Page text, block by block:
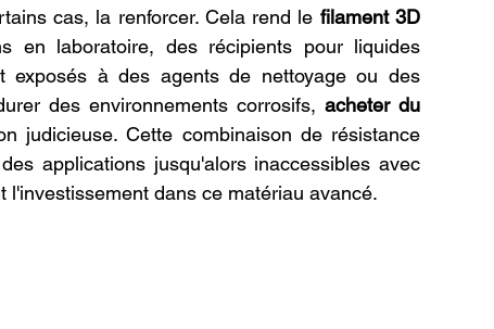
cas, la renforcer. Cela rend le filament 3D
en laboratoire, des récipients pour liquides
exposés à des agents de nettoyage ou des
des environnements corrosifs, acheter du
judicieuse. Cette combinaison de résistance
applications jusqu'alors inaccessibles avec
dans ce matériau avancé.